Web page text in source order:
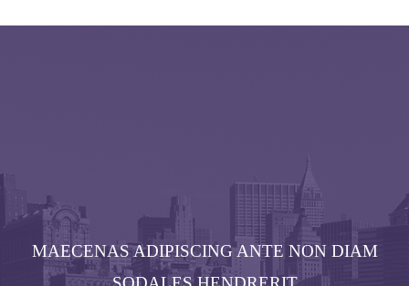
MAECENAS ADIPISCING ANTE NON DIAM